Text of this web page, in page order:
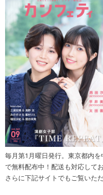
毎月第1月曜日発行。東京都内
で無料配布中！配送も対応してお
さらに下記サイトでもご覧いた